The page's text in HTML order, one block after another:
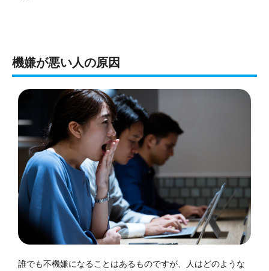
機嫌が悪い人の原因
誰でも不機嫌になることはあるものですが、人はどのような